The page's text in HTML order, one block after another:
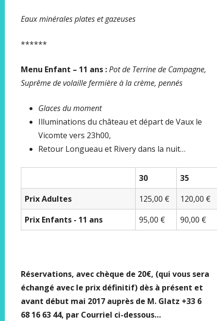
Eaux minérales plates et gazeuses
******
Menu Enfant – 11 ans :Pot de Terrine de Campagne,
Suprême de volaille fermière à la crème, pennés
Glaces du moment
Illuminations du château et départ de Vaux le
Vicomte vers 23h00,
Retour Longueau et Rivery dans la nuit…
30
35
Prix Adultes
125,00 €
120,00 €
Prix Enfants - 11 ans
95,00 € 90,00 €
Réservations, avec chèque de 20€, (qui vous sera
échangé avec le prix définitif) dès à présent et
avant début mai 2017 auprès de M. Glatz +33 6
68 16 63 44, par Courriel ci-dessous…